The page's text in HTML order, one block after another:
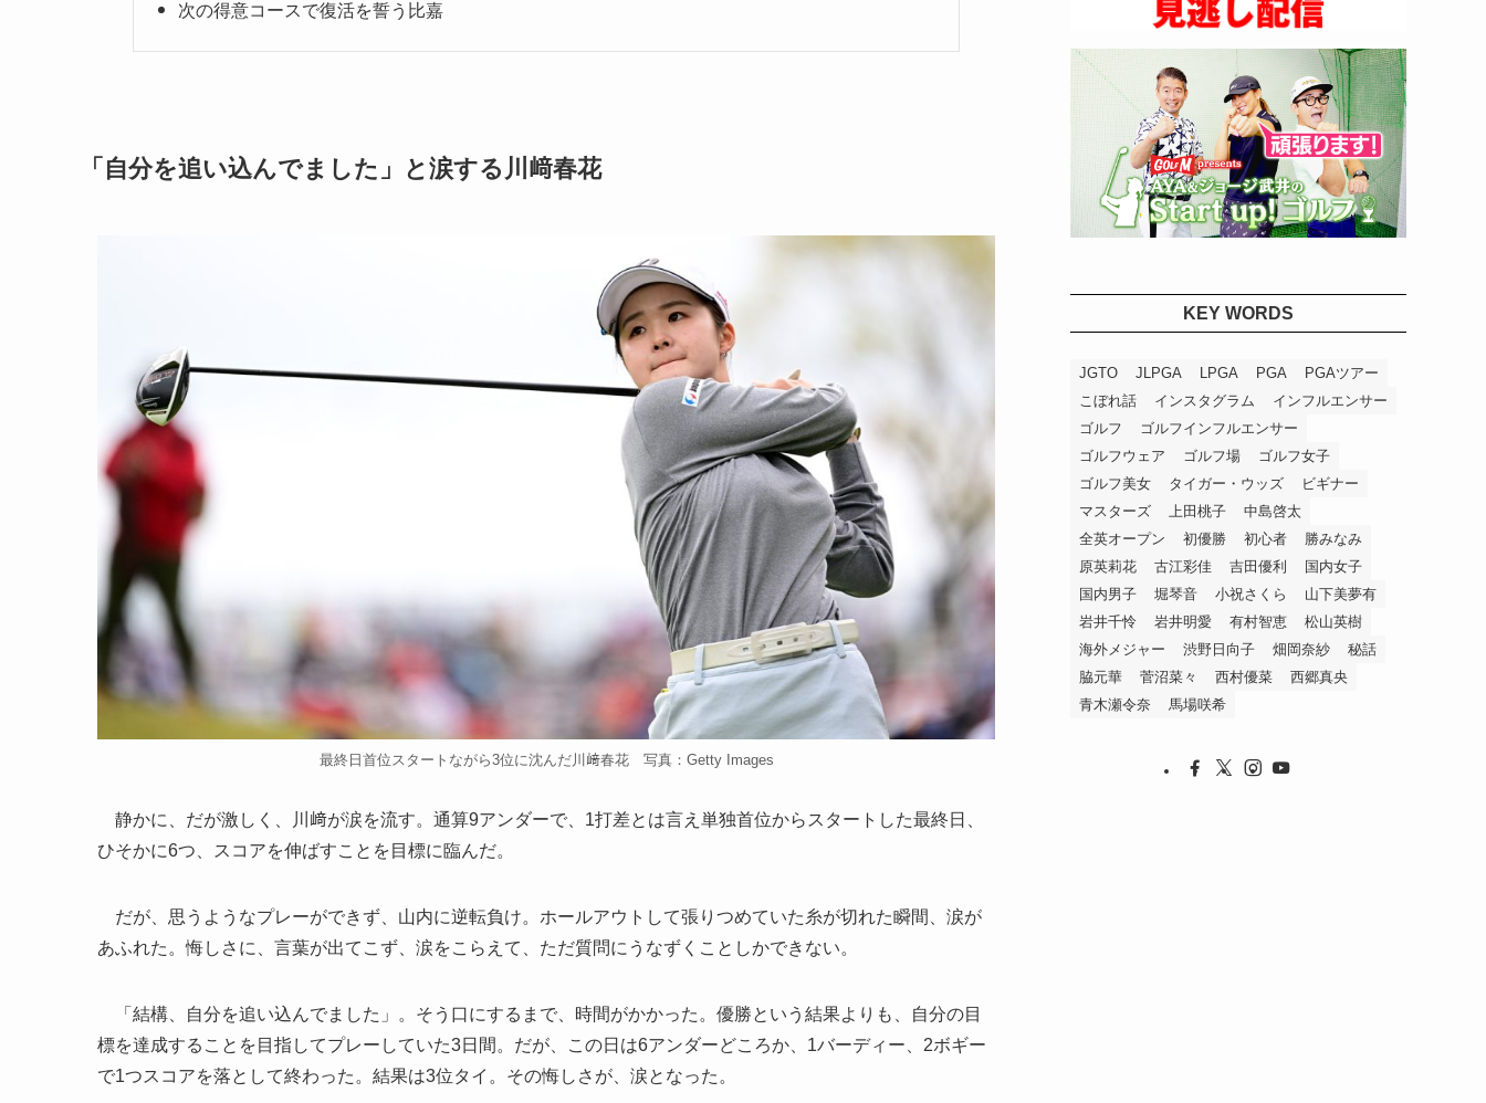
次の得意コースで復活を誓う比嘉
「自分を追い込んでました」と涙する川﨑春花
最終日首位スタートながら3位に沈んだ川﨑春花 写真：Getty Images
静かに、だが激しく、川﨑が涙を流す。通算9アンダーで、1打差とは言え単独首位からスタートした最終日、
ひそかに6つ、スコアを伸ばすことを目標に臨んだ。
だが、思うようなプレーができず、山内に逆転負け。ホールアウトして張りつめていた糸が切れた瞬間、涙が
あふれた。悔しさに、言葉が出てこず、涙をこらえて、ただ質問にうなずくことしかできない。
「結構、自分を追い込んでました」。そう口にするまで、時間がかかった。優勝という結果よりも、自分の目
標を達成することを目指してプレーしていた3日間。だが、この日は6アンダーどころか、1バーディー、2ボギー
で1つスコアを落として終わった。結果は3位タイ。その悔しさが、涙となった。
KEY WORDS
JGTO JLPGA LPGA PGA
PGAツアー
こぼれ話
インスタグラム
インフルエンサー
ゴルフ
ゴルフインフルエンサー
ゴルフウェア
ゴルフ場
ゴルフ女子
ゴルフ美女
タイガー・ウッズ
ビギナー
マスターズ
上田桃子
中島啓太
全英オープン
初優勝 初心者
勝みなみ
原英莉花
古江彩佳 吉田優利
国内女子
国内男子
堀琴音 小祝さくら
山下美夢有
岩井千怜
岩井明愛 有村智恵
松山英樹
海外メジャー
渋野日向子 畑岡奈紗
秘話
脇元華
菅沼菜々 西村優菜
西郷真央
青木瀬令奈
馬場咲希